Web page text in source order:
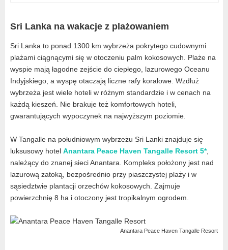
Sri Lanka na wakacje z plażowaniem
Sri Lanka to ponad 1300 km wybrzeża pokrytego cudownymi
plażami ciągnącymi się w otoczeniu palm kokosowych. Plaże na
wyspie mają łagodne zejście do ciepłego, lazurowego Oceanu
Indyjskiego, a wyspę otaczają liczne rafy koralowe. Wzdłuż
wybrzeża jest wiele hoteli w różnym standardzie i w cenach na
każdą kieszeń. Nie brakuje też komfortowych hoteli,
gwarantujących wypoczynek na najwyższym poziomie.
W Tangalle na południowym wybrzeżu Sri Lanki znajduje się
luksusowy hotel Anantara Peace Haven Tangalle Resort 5*,
należący do znanej sieci Anantara. Kompleks położony jest nad
lazurową zatoką, bezpośrednio przy piaszczystej plaży i w
sąsiedztwie plantacji orzechów kokosowych. Zajmuje
powierzchnię 8 ha i otoczony jest tropikalnym ogrodem.
Anantara Peace Haven Tangalle Resort